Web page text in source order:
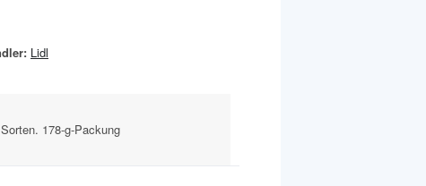
Lidl
178-g-Packung